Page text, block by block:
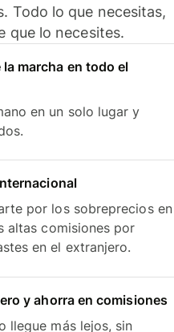
Todo lo que necesitas,
que lo necesites.
marcha en todo el
en un solo lugar y
por los sobreprecios en
altas comisiones por
en el extranjero.
y ahorra en comisiones
llegue más lejos, sin